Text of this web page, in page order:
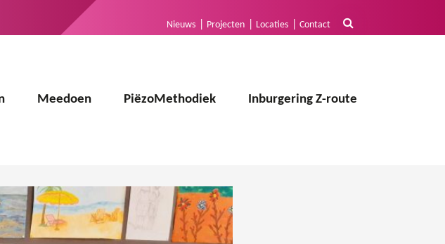
Nieuws Projecten Locaties Contact
Meedoen PiëzoMethodiek Inburgering Z-route